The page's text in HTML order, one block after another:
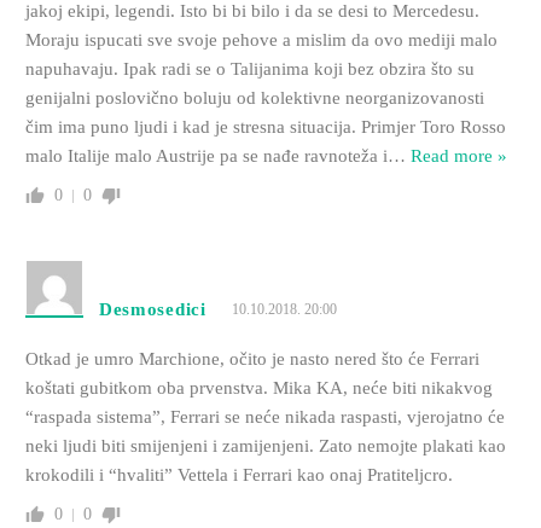
jakoj ekipi, legendi. Isto bi bi bilo i da se desi to Mercedesu.
Moraju ispucati sve svoje pehove a mislim da ovo mediji malo
napuhavaju. Ipak radi se o Talijanima koji bez obzira što su
genijalni poslovično boluju od kolektivne neorganizovanosti
čim ima puno ljudi i kad je stresna situacija. Primjer Toro Rosso
malo Italije malo Austrije pa se nađe ravnoteža i… Read more »
0 0
Desmosedici 10.10.2018. 20:00
Otkad je umro Marchione, očito je nasto nered što će Ferrari
koštati gubitkom oba prvenstva. Mika KA, neće biti nikakvog
“raspada sistema”, Ferrari se neće nikada raspasti, vjerojatno će
neki ljudi biti smijenjeni i zamijenjeni. Zato nemojte plakati kao
krokodili i “hvaliti” Vettela i Ferrari kao onaj Pratiteljcro.
0 0